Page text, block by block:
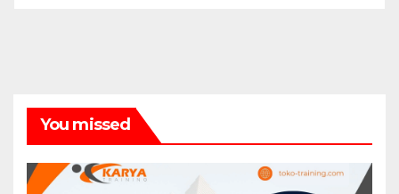
You missed